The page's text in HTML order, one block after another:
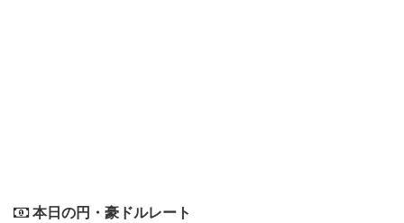
本日の円・豪ドルレート